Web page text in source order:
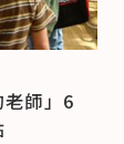
老師」6